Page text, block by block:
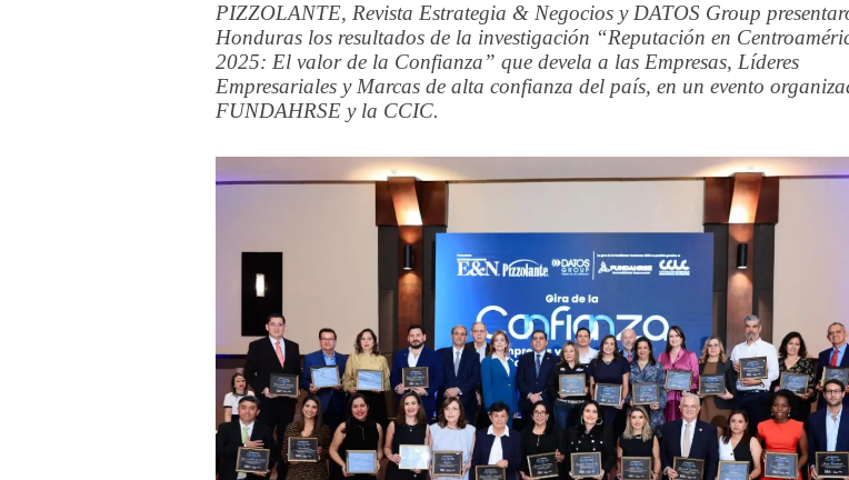
PIZZOLANTE, Revista Estrategia & Negocios y DATOS Group
Honduras los resultados de la investigación “Reputación en
2025: El valor de la Confianza” que devela a las Empresas, Líderes
Empresariales y Marcas de alta confianza del país, en un evento
FUNDAHRSE y la CCIC.